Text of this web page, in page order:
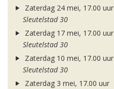
Zaterdag 24 mei, 17.00 uur
Sleutelstad 30
Zaterdag 17 mei, 17.00 uur
Sleutelstad 30
Zaterdag 10 mei, 17.00 uur
Sleutelstad 30
Zaterdag 3 mei, 17.00 uur